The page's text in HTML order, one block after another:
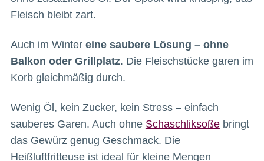
Fleisch bleibt zart.
Auch im Winter eine saubere Lösung – ohne
Balkon oder Grillplatz. Die Fleischstücke garen im
Korb gleichmäßig durch.
Wenig Öl, kein Zucker, kein Stress – einfach
sauberes Garen. Auch ohne Schaschliksoßebringt
das Gewürz genug Geschmack. Die
Heißluftfritteuse ist ideal für kleine Mengen